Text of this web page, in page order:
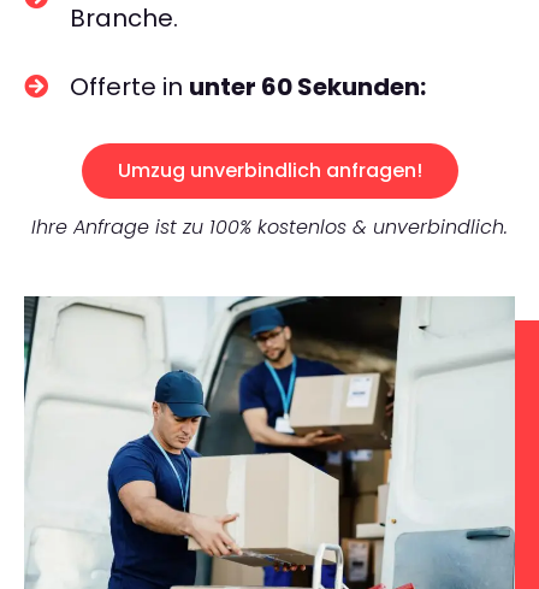
Branche.
Offerte in unter 60 Sekunden:
Umzug unverbindlich anfragen!
Ihre Anfrage ist zu 100% kostenlos & unverbindlich.